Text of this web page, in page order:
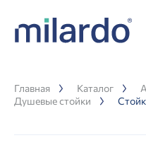
Главная Каталог
Душевые стойки